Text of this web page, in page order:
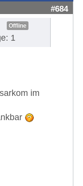
#684
Offline
1
im